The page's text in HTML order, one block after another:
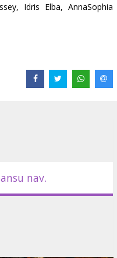
Idris Elba, AnnaSophia
nav.